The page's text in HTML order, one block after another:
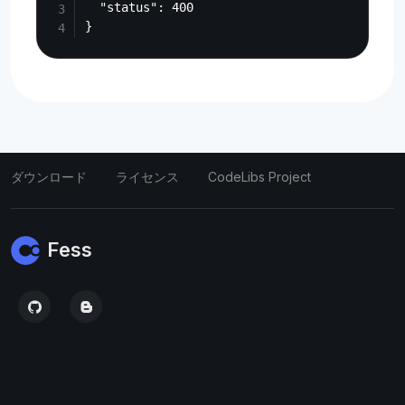
  "status": 400
ダウンロード ライセンス CodeLibs Project
Fess